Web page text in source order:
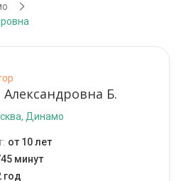
Александровна Б.
Динамо
от 10 лет
минут
год